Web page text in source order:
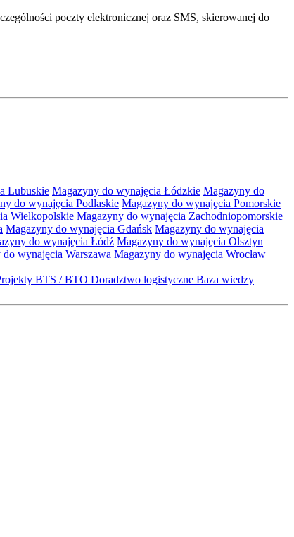
poczty elektronicznej oraz SMS, skierowanej do
Lubuskie Magazyny do wynajęcia Łódzkie Magazyny do
do wynajęcia Podlaskie Magazyny do wynajęcia Pomorskie
Wielkopolskie Magazyny do wynajęcia Zachodniopomorskie
Magazyny do wynajęcia Gdańsk Magazyny do wynajęcia
do wynajęcia Łódź Magazyny do wynajęcia Olsztyn
wynajęcia Warszawa Magazyny do wynajęcia Wrocław
BTS / BTO Doradztwo logistyczne Baza wiedzy